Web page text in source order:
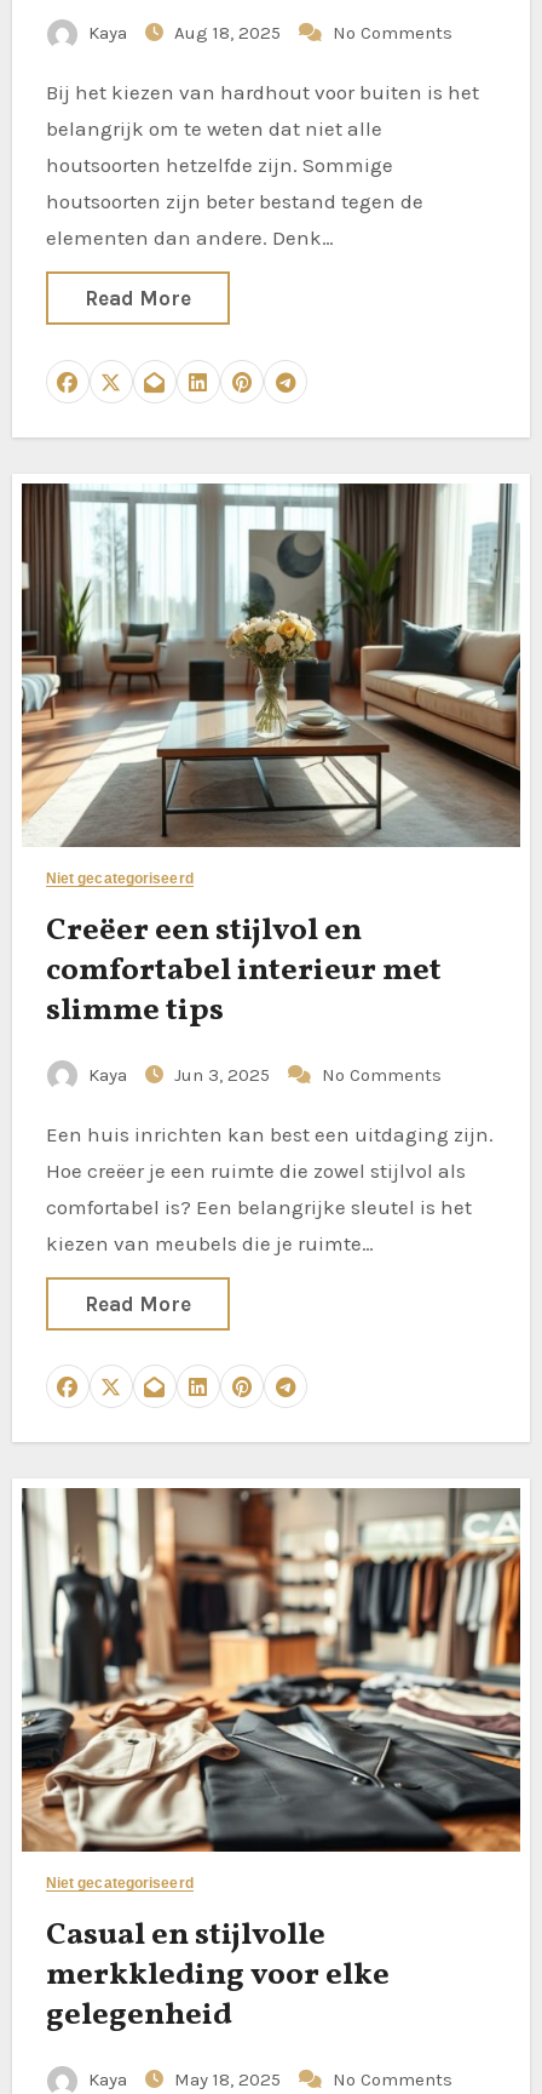
Kaya Aug 18, 2025 No Comments
Bij het kiezen van hardhout voor buiten is het
belangrijk om te weten dat niet alle
houtsoorten hetzelfde zijn. Sommige
houtsoorten zijn beter bestand tegen de
elementen dan andere. Denk…
Read More
Niet gecategoriseerd
Creëer een stijlvol en
comfortabel interieur met
slimme tips
Kaya Jun 3, 2025 No Comments
Een huis inrichten kan best een uitdaging zijn.
Hoe creëer je een ruimte die zowel stijlvol als
comfortabel is? Een belangrijke sleutel is het
kiezen van meubels die je ruimte…
Read More
Niet gecategoriseerd
Casual en stijlvolle
merkkleding voor elke
gelegenheid
Kaya May 18, 2025 No Comments